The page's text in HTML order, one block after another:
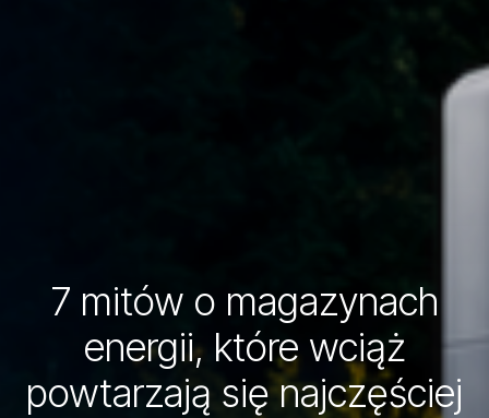
7 mitów o magazynach
energii, które wciąż
powtarzają się najczęściej